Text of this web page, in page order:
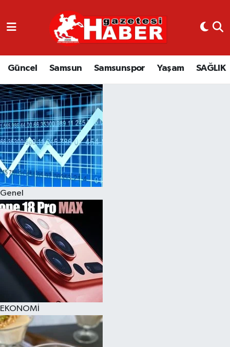
Güncel Samsun Samsunspor Yaşam SAĞLIK
Genel
EKONOMİ
GÜNCEL
SAMSUN
SAMSUNSPOR
EKONOMİ
YAŞAM